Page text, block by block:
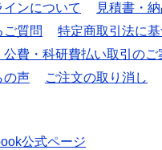
ンについて
見積書・
ご質問
特定商取引法に
公費・科研費払い取引のご
の声 ご注文の取り消し
公式ページ